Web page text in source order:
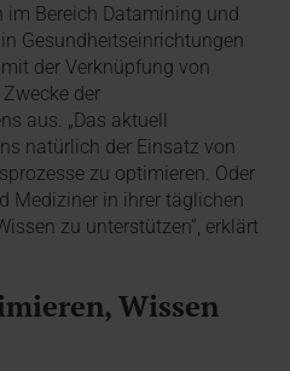
im Bereich Datamining und
Gesundheitseinrichtungen
der Verknüpfung von
der
aus. „Das aktuell
natürlich der Einsatz von
zu optimieren. Oder
Mediziner in ihrer täglichen
zu unterstützen“, erklärt
Wissen